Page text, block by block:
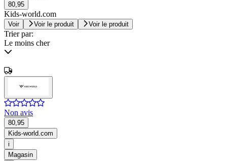
80,95
Kids-world.com
Voir Voir le produit Voir le produit
Trier par:
Le moins cher
Non avis
80,95
Kids-world.com
i
Magasin